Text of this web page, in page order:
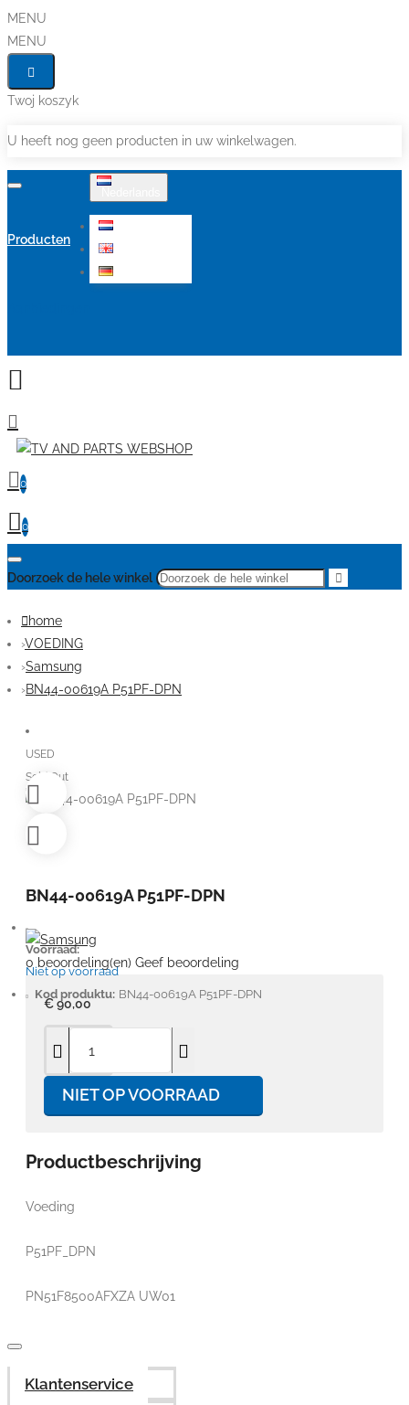
MENU
MENU
Twoj koszyk
U heeft nog geen producten in uw winkelwagen.
Producten
0
0
Doorzoek de hele winkel
home
VOEDING
Samsung
BN44-00619A P51PF-DPN
USED
Sold Out
BN44-00619A P51PF-DPN
Voorraad:
Niet op voorraad
Kod produktu: BN44-00619A P51PF-DPN
0 beoordeling(en) Geef beoordeling
€ 90,00
NIET OP VOORRAAD
Productbeschrijving
Voeding
P51PF_DPN
PN51F8500AFXZA UW01
Klantenservice